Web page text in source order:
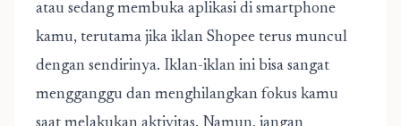
atau sedang membuka aplikasi di smartphone
kamu, terutama jika iklan Shopee terus muncul
dengan sendirinya. Iklan-iklan ini bisa sangat
mengganggu dan menghilangkan fokus kamu